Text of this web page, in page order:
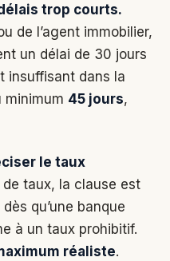
trop courts.
de l’agent immobilier,
un délai de 30 jours
insuffisant dans la
minimum 45 jours,
le taux
taux, la clause est
qu’une banque
à un taux prohibitif.
réaliste.